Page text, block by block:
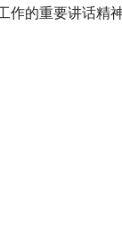
的重要讲话精